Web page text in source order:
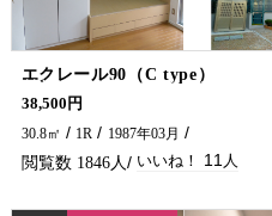
エクレール90（C type）
外装・内装リニューアル フリーレント2カ月ついてます！ 単身の方おすすめですよー！ スーパー・コンビニ・金融機関・病院近く便利です(*^^*) 延岡市で賃貸物件・アパート・マンションをお探しなら、五ヶ瀬不動産へお問い合わせください！！
38,500円
30.8㎡
1R 1987年03月
1846 11